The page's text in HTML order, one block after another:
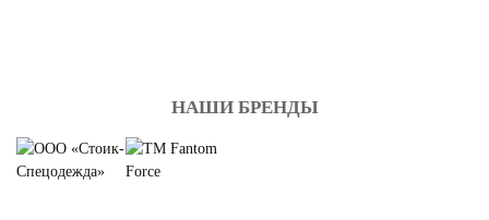
НАШИ БРЕНДЫ